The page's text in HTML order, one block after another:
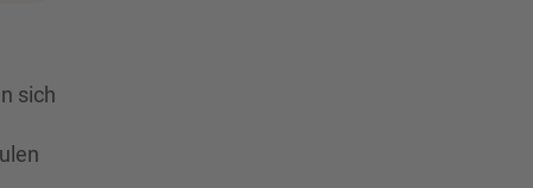
sich